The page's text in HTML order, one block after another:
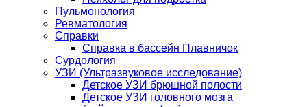
Пульмонология
Ревматология
Справки
Справка в бассейн Плавничок
Сурдология
УЗИ (Ультразвуковое исследование)
Детское УЗИ брюшной полости
Детское УЗИ головного мозга